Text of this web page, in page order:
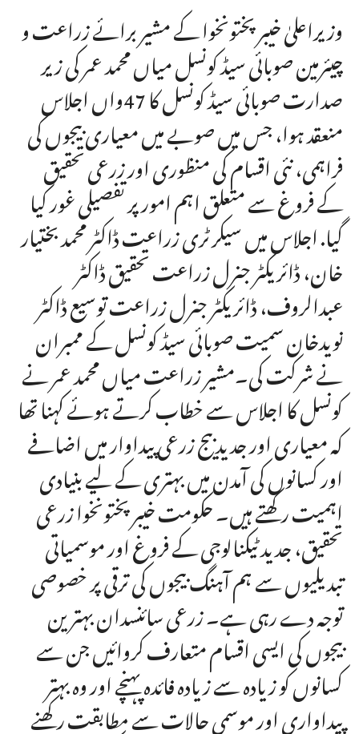
وزیراعلیٰ خیبر پختونخوا کے مشیر برائے زراعت و
چیئرمین صوبائی سیڈ کونسل میاں محمد عمر کی زیر
صدارت صوبائی سیڈ کونسل کا 47واں اجلاس
منعقد ہوا، جس میں صوبے میں معیاری بیجوں کی
فراہمی، نئی اقسام کی منظوری اور زرعی تحقیق
کے فروغ سے متعلق اہم امور پر تفصیلی غور کیا
گیا. اجلاس میں سیکرٹری زراعت ڈاکٹر محمد بختیار
خان، ڈائریکٹر جنرل زراعت تحقیق ڈاکٹر
عبدالروف، ڈائریکٹر جنرل زراعت توسیع ڈاکٹر
نویدخان سمیت صوبائی سیڈ کونسل کے ممبران
نے شرکت کی۔مشیر زراعت میاں محمد عمر نے
کونسل کا اجلاس سے خطاب کرتے ہوئے کہنا تھا
کہ معیاری اور جدید بیج زرعی پیداوار میں اضافے
اور کسانوں کی آمدن میں بہتری کے لیے بنیادی
اہمیت رکھتے ہیں۔ حکومت خیبر پختونخوا زرعی
تحقیق، جدید ٹیکنالوجی کے فروغ اور موسمیاتی
تبدیلیوں سے ہم آہنگ بیجوں کی ترقی پر خصوصی
توجہ دے رہی ہے۔ زرعی سائنسدان بہترین
بیجوں کی ایسی اقسام متعارف کروائیں جن سے
کسانوں کو زیادہ سے زیادہ فائدہ پہنچے اور وہ بہتر
پیداواری اور موسمی حالات سے مطابقت رکھنے